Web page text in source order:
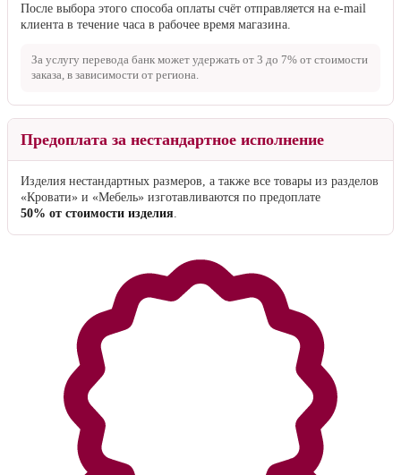
После выбора этого способа оплаты счёт отправляется на e-mail
клиента в течение часа в рабочее время магазина.
За услугу перевода банк может удержать от 3 до 7% от стоимости
заказа, в зависимости от региона.
Предоплата за нестандартное исполнение
Изделия нестандартных размеров, а также все товары из разделов
«Кровати» и «Мебель» изготавливаются по предоплате
50% от стоимости изделия